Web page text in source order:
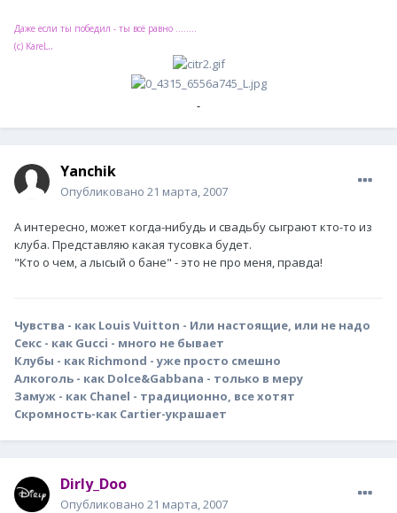
Даже если ты победил - ты всё равно ........
(с) KareL..
Yanchik
Опубликовано 21 марта, 2007
А интересно, может когда-нибудь и свадьбу сыграют кто-то из
клуба. Представляю какая тусовка будет.
"Кто о чем, а лысый о бане" - это не про меня, правда!
Чувства - как Louis Vuitton - Или настоящие, или не надо
Секс - как Gucci - много не бывает
Клубы - как Richmond - уже просто смешно
Алкоголь - как Dolce&Gabbana - только в меру
Замуж - как Chanel - традиционно, все хотят
Скромность-как Cartier-украшает
Dirly_Doo
Опубликовано 21 марта, 2007